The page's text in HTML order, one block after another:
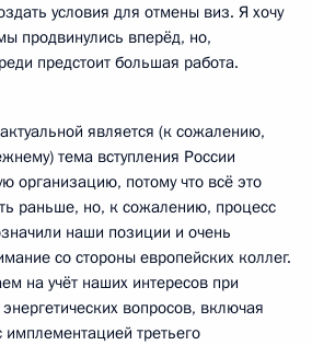
условия для отмены виз. Я хочу
продвинулись вперёд, но,
предстоит большая работа.
является (к сожалению,
тема вступления России
организацию, потому что всё это
раньше, но, к сожалению, процесс
наши позиции и очень
со стороны европейских коллег.
на учёт наших интересов при
вопросов, включая
третьего